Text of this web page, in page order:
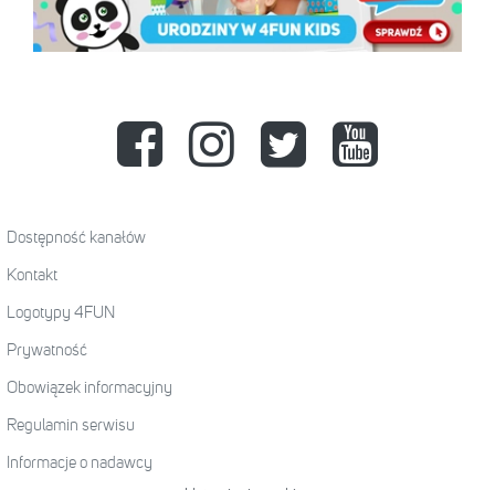
Dostępność kanałów
Kontakt
Logotypy 4FUN
Prywatność
Obowiązek informacyjny
Regulamin serwisu
Informacje o nadawcy